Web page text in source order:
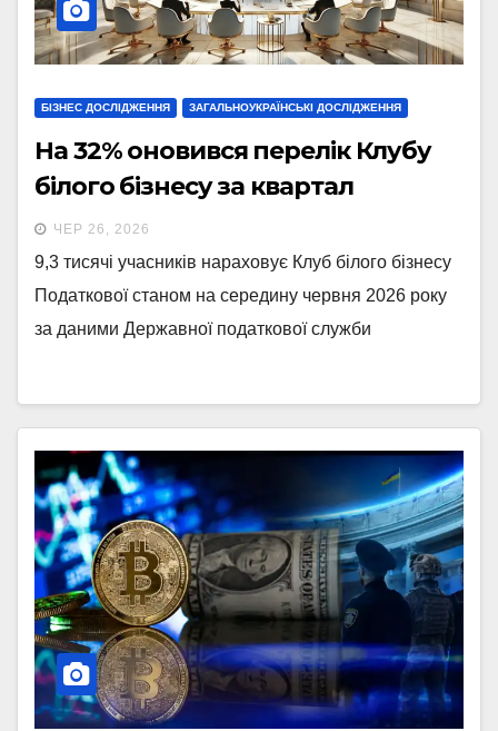
БІЗНЕС ДОСЛІДЖЕННЯ ЗАГАЛЬНОУКРАЇНСЬКІ ДОСЛІДЖЕННЯ
На 32% оновився перелік Клубу
білого бізнесу за квартал
ЧЕР 26, 2026
9,3 тисячі учасників нараховує Клуб білого бізнесу
Податкової станом на середину червня 2026 року
за даними Державної податкової служби